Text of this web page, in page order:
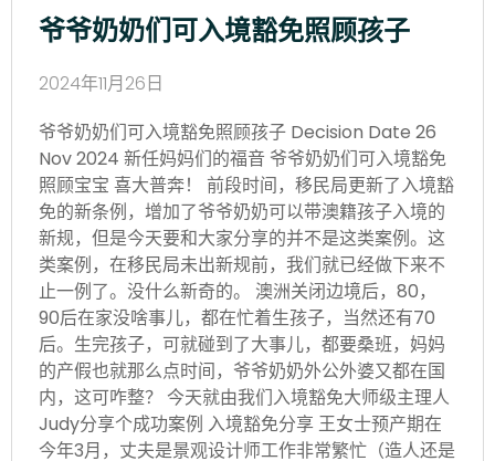
爷爷奶奶们可入境豁免照顾孩子
2024年11月26日
爷爷奶奶们可入境豁免照顾孩子 Decision Date 26
Nov 2024 新任妈妈们的福音 爷爷奶奶们可入境豁免
照顾宝宝 喜大普奔！ 前段时间，移民局更新了入境豁
免的新条例，增加了爷爷奶奶可以带澳籍孩子入境的
新规，但是今天要和大家分享的并不是这类案例。这
类案例，在移民局未出新规前，我们就已经做下来不
止一例了。没什么新奇的。 澳洲关闭边境后，80，
90后在家没啥事儿，都在忙着生孩子，当然还有70
后。生完孩子，可就碰到了大事儿，都要桑班，妈妈
的产假也就那么点时间，爷爷奶奶外公外婆又都在国
内，这可咋整？ 今天就由我们入境豁免大师级主理人
Judy分享个成功案例 入境豁免分享 王女士预产期在
今年3月，丈夫是景观设计师工作非常繁忙（造人还是